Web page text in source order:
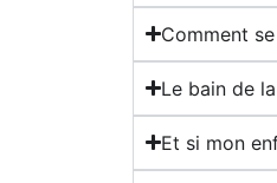
Comment
Le bain de
Et si mon